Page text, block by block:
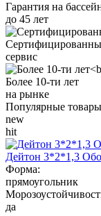
Гарантия на
до 45 лет
сервис
Более 10-ти лет
на рынке
Популярные товары
new
hit
Дейтон 3*2*1,3
Форма:
прямоугольник
да